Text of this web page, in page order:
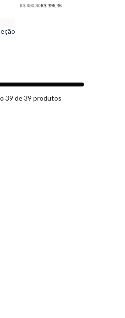
R$ 990,90R$ 396,36
39 de 39 produtos